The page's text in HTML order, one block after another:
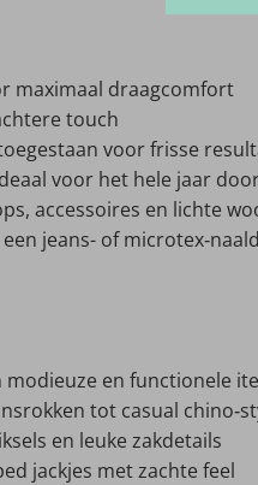
maximaal draagcomfort
touch
voor frisse
voor het hele jaar
accessoires en lichte
jeans- of microtex‑naald
modieuze en functionele
tot casual
en leuke zakdetails
jackjes met zachte feel